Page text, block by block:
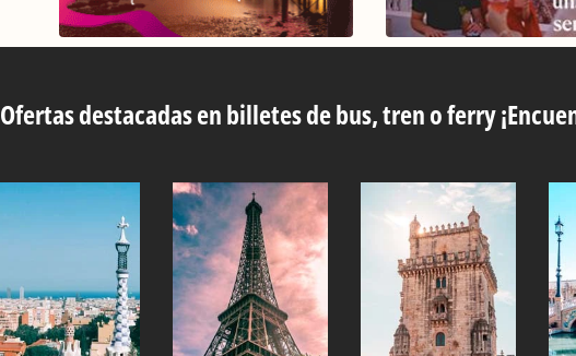
Ofertas destacadas en billetes de bus, tren o ferry